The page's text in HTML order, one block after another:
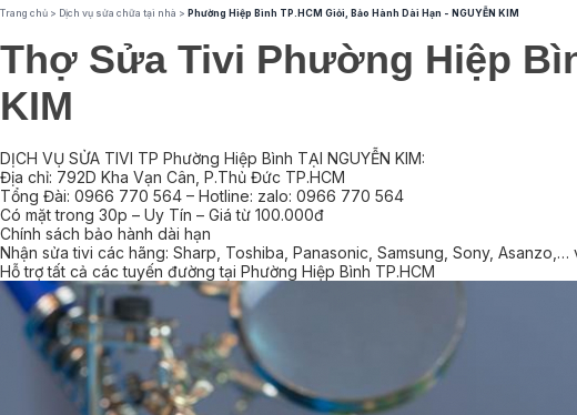
Trang chủ > Dịch vụ sửa chữa tại nhà > Phường Hiệp Bình TP.HCM Giỏi, Bảo Hành Dài Hạn - NGUYỄN KIM
Thợ Sửa Tivi Phường Hiệp
KIM
DỊCH VỤ SỬA TIVI TP Phường Hiệp Bình TẠI NGUYỄN KIM:
Địa chỉ: 792D Kha Vạn Cân, P.Thủ Đức TP.HCM
Tổng Đài: 0966 770 564 – Hotline: zalo: 0966 770 564
Có mặt trong 30p – Uy Tín – Giá từ 100.000đ
Chính sách bảo hành dài hạn
Nhận sửa tivi các hãng: Sharp, Toshiba, Panasonic, Samsung, Sony,
Hỗ trợ tất cả các tuyến đường tại Phường Hiệp Bình TP.HCM